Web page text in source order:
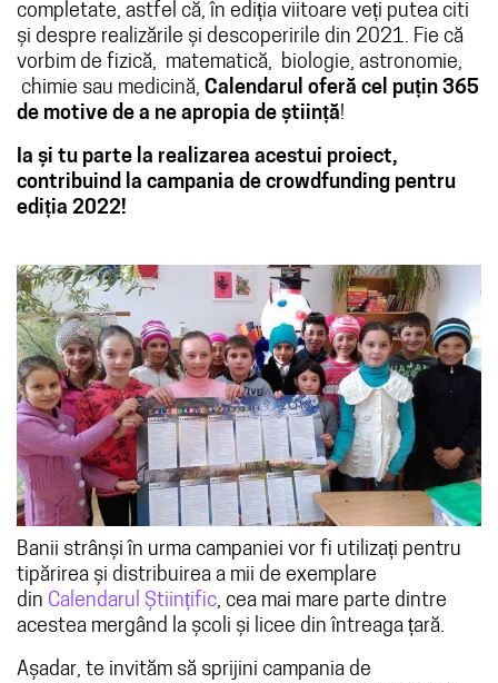
completate, astfel că, în ediția viitoare veți putea citi
și despre realizările și descoperirile din 2021. Fie că
vorbim de fizică, matematică, biologie, astronomie,
chimie sau medicină, Calendarul oferă cel puțin 365
de motive de a ne apropia de știință!
Ia și tu parte la realizarea acestui proiect,
contribuind la campania de crowdfunding pentru
ediția 2022!
Banii strânși în urma campaniei vor fi utilizați pentru
tipărirea și distribuirea a mii de exemplare
din Calendarul Științific, cea mai mare parte dintre
acestea mergând la școli și licee din întreaga țară.
Așadar, te invităm să sprijini campania de